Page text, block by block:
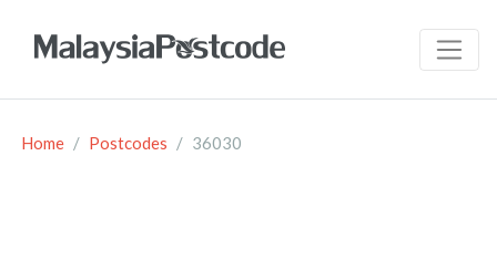
Home Postcodes 36030